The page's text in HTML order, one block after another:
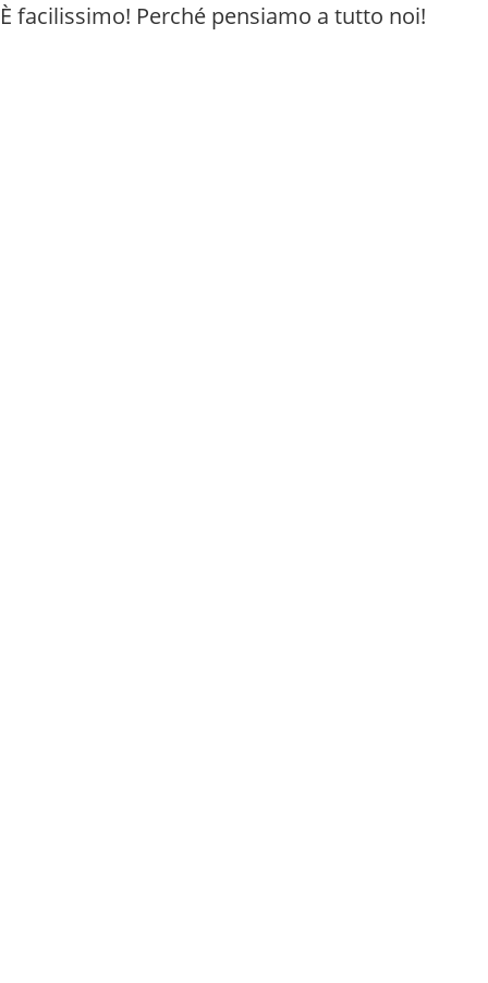
È facilissimo! Perché pensiamo a tutto noi!